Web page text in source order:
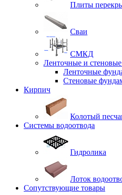
Плиты
Сваи
СМКД
Ленточные и
Ленточные
Стеновые
Кирпич
Колотый
Системы водоотвода
Гидролика
Лоток
Сопутствующие товары